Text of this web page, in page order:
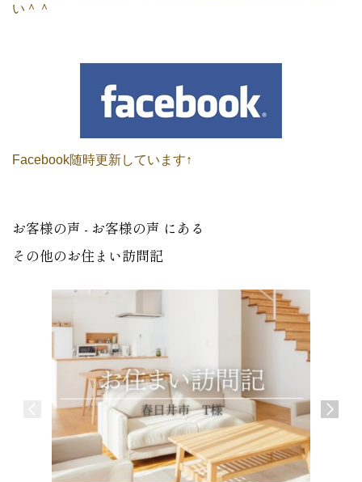
い＾＾
Facebook随時更新しています↑
お客様の声 - お客様の声 にある
その他のお住まい訪問記